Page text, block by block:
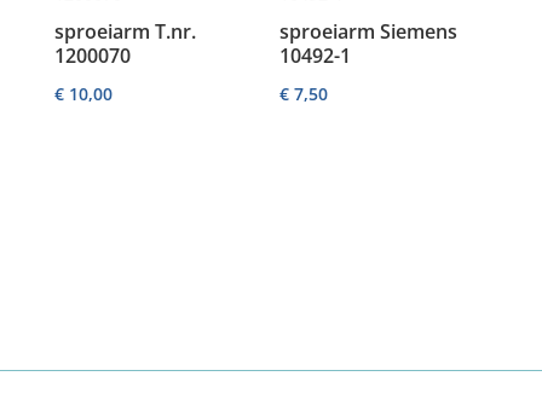
sproeiarm T.nr.
1200070
€10,00
sproeiarm Siemens
10492-1
€ 7,50